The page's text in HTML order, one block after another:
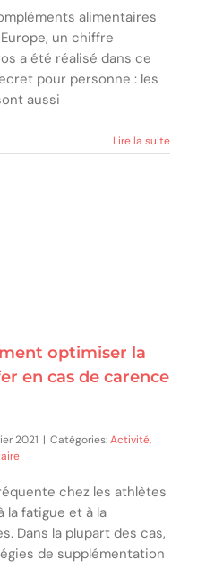
alimentaires
un chiffre
a été réalisé dans ce
pour personne : les
aussi
Lire la suite
optimiser la
en cas de carence
2021 | Catégories:Activité,
chez les athlètes
la fatigue et à la
Dans la plupart des cas,
de supplémentation